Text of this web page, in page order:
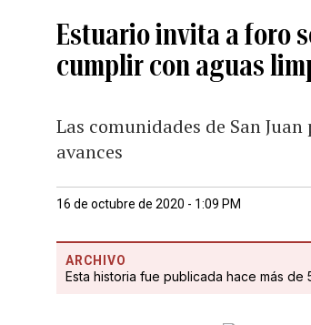
Estuario invita a foro
cumplir con aguas
Las comunidades de San
avances
16 de octubre de 2020 - 1:09 PM
ARCHIVO
Esta historia fue publicada hace más de